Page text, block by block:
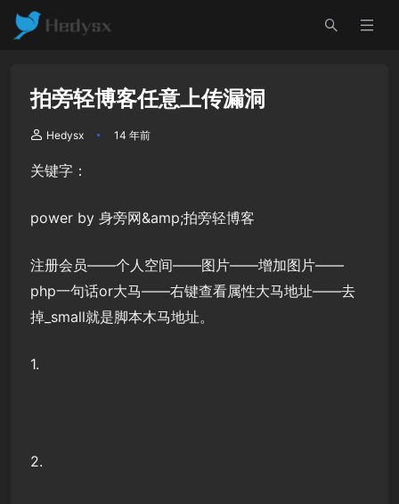
拍旁轻博客任意上传漏洞
Hedysx 14 年前
关键字：
power by 身旁网&amp;拍旁轻博客
注册会员——个人空间——图片——增加图片——
php一句话or大马——右键查看属性大马地址——去
掉_small就是脚本木马地址。
1.
2.